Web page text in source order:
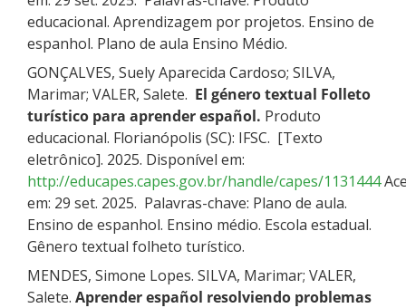
educacional. Aprendizagem por projetos. Ensino de
espanhol. Plano de aula Ensino Médio.
GONÇALVES, Suely Aparecida Cardoso; SILVA,
Marimar; VALER, Salete. El género textual Folleto
turístico para aprender español. Produto
educacional. Florianópolis (SC): IFSC. [Texto
eletrônico]. 2025. Disponível em:
http://educapes.capes.gov.br/handle/capes/1131444
em: 29 set. 2025. Palavras-chave: Plano de aula.
Ensino de espanhol. Ensino médio. Escola estadual.
Gênero textual folheto turístico.
MENDES, Simone Lopes. SILVA, Marimar; VALER,
Salete. Aprender español resolviendo problemas